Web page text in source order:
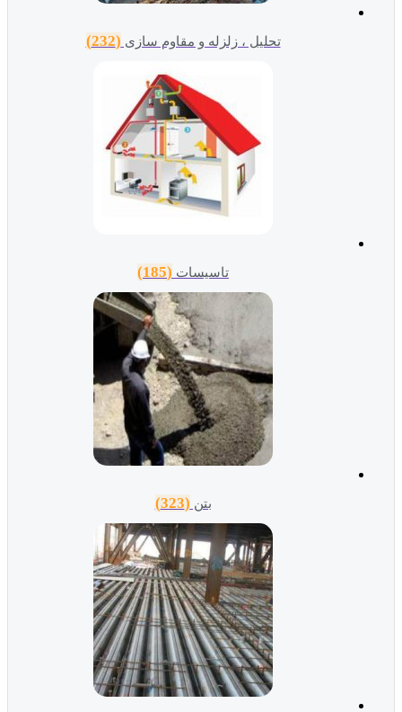
تحلیل ، زلزله و مقاوم سازی (232)
تاسیسات (185)
بتن (323)